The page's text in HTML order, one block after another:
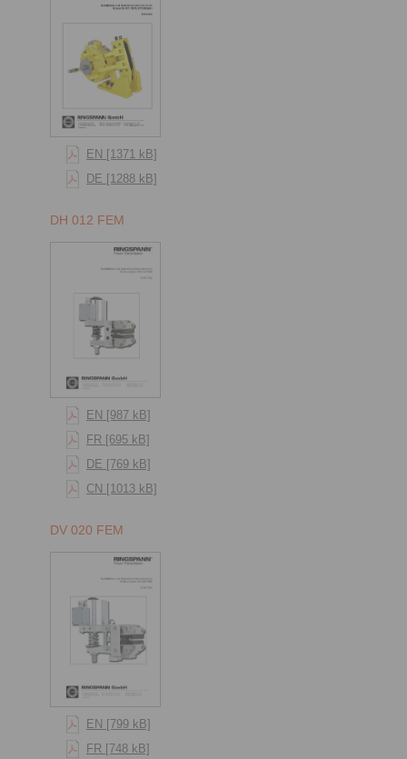
EN [1371 kB]
DE [1288 kB]
DH 012 FEM
EN [987 kB]
FR [695 kB]
DE [769 kB]
CN [1013 kB]
DV 020 FEM
EN [799 kB]
FR [748 kB]